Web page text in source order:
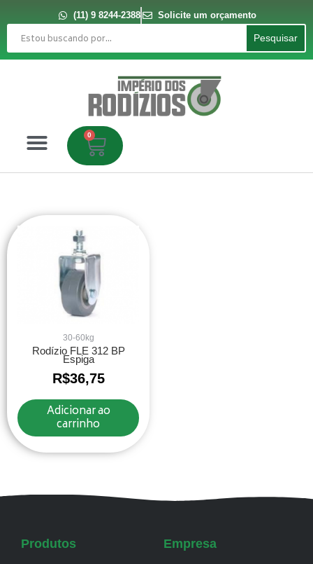
conteúdo
(11) 9 8244-2388
Solicite um orçamento
Pesquisar
Pesquisar
0
Carrinho
30-60kg
Rodízio FLE 312 BP
Espiga
R$36,75
Adicionar ao
carrinho
Produtos Empresa